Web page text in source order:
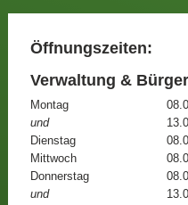
Öffnungszeiten:
Verwaltung &
Montag
und
Dienstag
Mittwoch
Donnerstag
und